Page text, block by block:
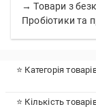
→ Товари з
Пробіотики та
⭐ Категорія
⭐ Кількість